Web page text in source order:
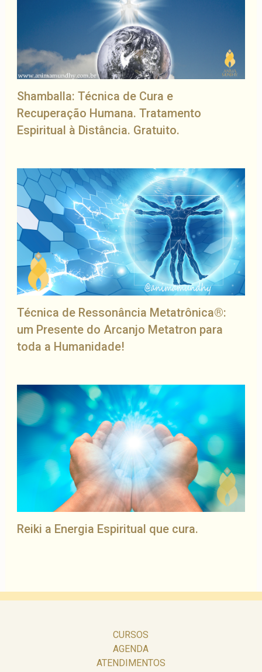
Shamballa: Técnica de Cura e
Recuperação Humana. Tratamento
Espiritual à Distância. Gratuito.
Técnica de Ressonância Metatrônica®:
um Presente do Arcanjo Metatron para
toda a Humanidade!
Reiki a Energia Espiritual que cura.
CURSOS
AGENDA
ATENDIMENTOS